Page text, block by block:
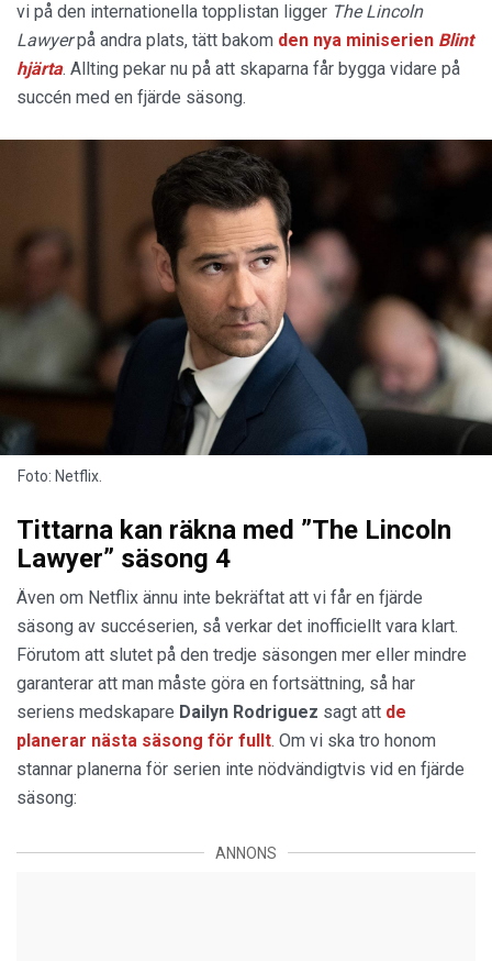
vi på den internationella topplistan ligger The Lincoln
Lawyerpå andra plats, tätt bakom den nya miniserien Blint
hjärta. Allting pekar nu på att skaparna får bygga vidare på
succén med en fjärde säsong.
Foto: Netflix.
Tittarna kan räkna med ”The Lincoln
Lawyer” säsong 4
Även om Netflix ännu inte bekräftat att vi får en fjärde
säsong av succéserien, så verkar det inofficiellt vara klart.
Förutom att slutet på den tredje säsongen mer eller mindre
garanterar att man måste göra en fortsättning, så har
seriens medskapare Dailyn Rodriguez sagt att de
planerar nästa säsong för fullt. Om vi ska tro honom
stannar planerna för serien inte nödvändigtvis vid en fjärde
säsong:
ANNONS